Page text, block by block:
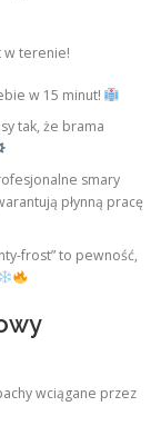
w terenie!
w 15 minut!
tak, że brama
smary
płynną pracę
frost” to pewność,
wciągane przez